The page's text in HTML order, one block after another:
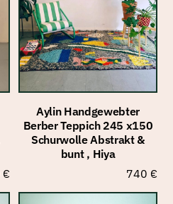
€
Aylin Handgewebter
Berber Teppich 245 x150
Schurwolle Abstrakt &
bunt , Hiya
740 €